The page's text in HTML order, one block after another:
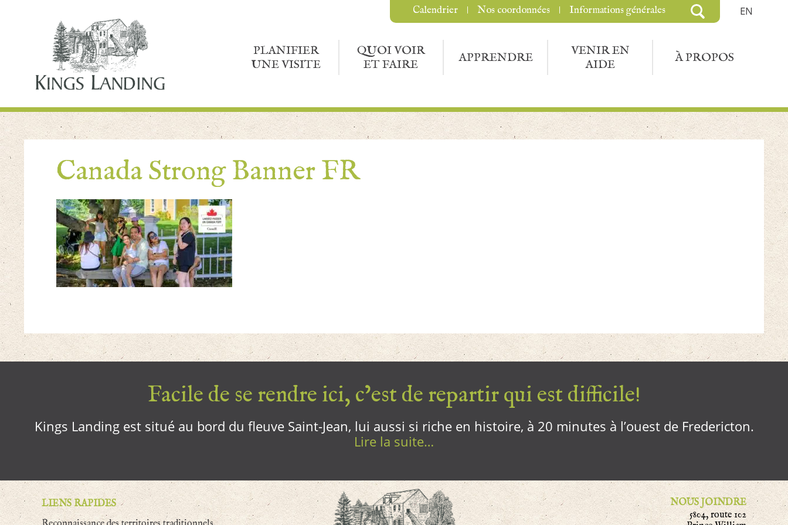
EN
PLANIFIER
UNE VISITE
QUOI VOIR
ET FAIRE
APPRENDRE
VENIR EN
AIDE
À PROPOS
Calendrier Nos coordonnées Informations générales
Canada Strong Banner FR
Facile de se rendre ici, c’est de repartir qui est difficile!
Kings Landing est situé au bord du fleuve Saint-Jean, lui aussi si riche en histoire, à 20 minutes à l’ouest de Fredericton.
Lire la suite…
LIENS RAPIDES
NOUS JOINDRE
5804, route 102